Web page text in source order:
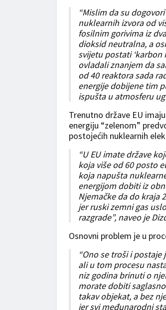
“Mislim da su
nuklearnih izvora od
fosilnim gorivima iz
dioksid neutralna, a
svijetu postati
ovladali znanjem da
od 40 reaktora sada
energije dobijene tim
ispušta u atmosferu
Trenutno države EU
energiju “zelenom”
postojećih nuklearnih
“U EU imate države
koja više od 60 posto
koja napušta
energijom dobiti iz
Njemačke da do kraja
jer ruski zemni gas
razgrade”, naveo je
Osnovni problem je u
“Ono se troši i
ali u tom procesu
niz godina brinuti o
morate dobiti
takav objekat, a bez
jer svi međunarodni